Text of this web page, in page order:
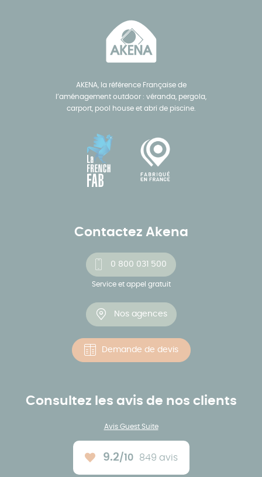
AKENA, la référence Française de
l’aménagement outdoor : véranda, pergola,
carport, pool house et abri de piscine.
Contactez Akena
0 800 031 500
Service et appel gratuit
Nos agences
Demande de devis
Consultez les avis de nos clients
Avis Guest Suite
Note moyenne :
9.2/10 849 avis